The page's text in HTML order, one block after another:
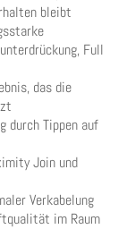
bleibt
Full
das die
durch Tippen auf
Join und
Verkabelung
im Raum